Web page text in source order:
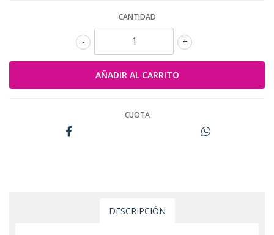
CANTIDAD
+
-
CUOTA
DESCRIPCIÓN